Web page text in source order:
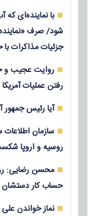
با نماینده‌ای
شود/ صرف
جزئیات مذاکرات با
روایت عجیب و
رفتن عملیات
آیا رئیس جمهور
سازمان
روسیه و اروپا
حساب کار
نماز خواندن